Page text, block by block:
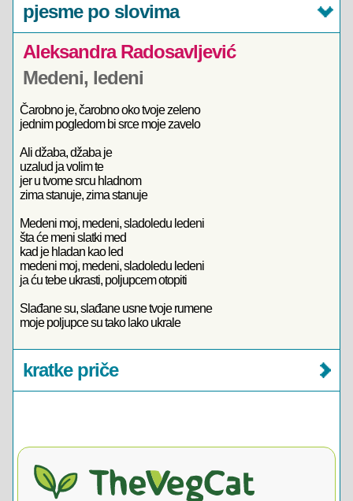
pjesme po slovima
Aleksandra Radosavljević
Medeni, ledeni
Čarobno je, čarobno oko tvoje zeleno
jednim pogledom bi srce moje zavelo
Ali džaba, džaba je
uzalud ja volim te
jer u tvome srcu hladnom
zima stanuje, zima stanuje
Medeni moj, medeni, sladoledu ledeni
šta će meni slatki med
kad je hladan kao led
medeni moj, medeni, sladoledu ledeni
ja ću tebe ukrasti, poljupcem otopiti
Slađane su, slađane usne tvoje rumene
moje poljupce su tako lako ukrale
kratke priče